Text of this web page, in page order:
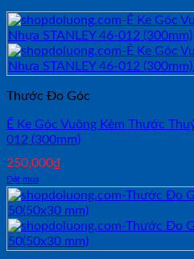
Thước Đo Góc
Ê Ke Góc Vuông Kèm Thước
012 (300mm)
250,000₫
Đặt mua